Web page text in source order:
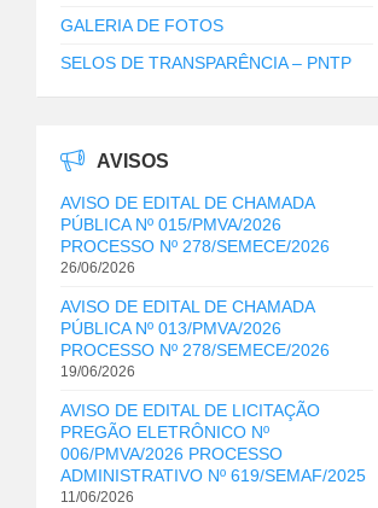
GALERIA DE FOTOS
SELOS DE TRANSPARÊNCIA – PNTP
AVISOS
AVISO DE EDITAL DE CHAMADA
PÚBLICA Nº 015/PMVA/2026
PROCESSO Nº 278/SEMECE/2026
26/06/2026
AVISO DE EDITAL DE CHAMADA
PÚBLICA Nº 013/PMVA/2026
PROCESSO Nº 278/SEMECE/2026
19/06/2026
AVISO DE EDITAL DE LICITAÇÃO
PREGÃO ELETRÔNICO Nº
006/PMVA/2026 PROCESSO
ADMINISTRATIVO Nº 619/SEMAF/2025
11/06/2026